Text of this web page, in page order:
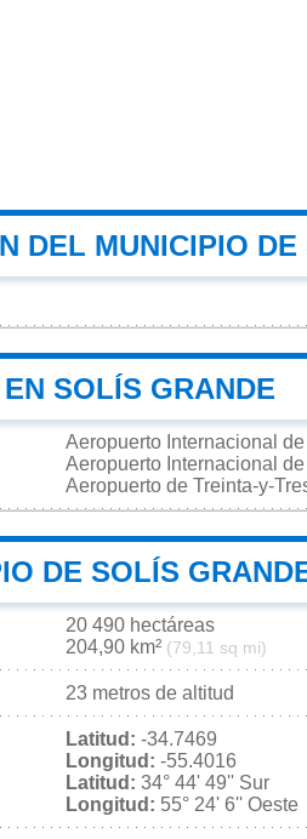
DEL MUNICIPIO
SOLÍS GRANDE
Aeropuerto Internacional
Aeropuerto Internacional
Aeropuerto de Treinta-y-
DE SOLÍS
20 490 hectáreas
204,90 km² (79,11 sq mi)
23 metros de altitud
Latitud: -34.7469
Longitud: -55.4016
Latitud: 34° 44' 49'' Sur
Longitud: 55° 24' 6'' Oeste